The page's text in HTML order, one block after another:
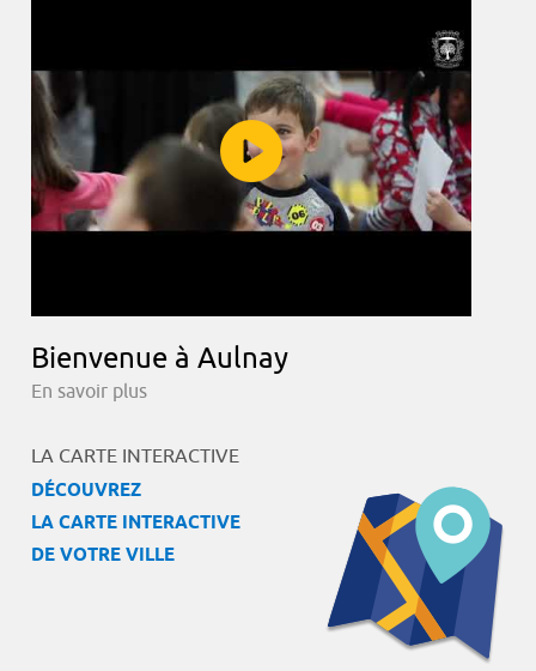
Bienvenue à Aulnay
En savoir plus
LA CARTE INTERACTIVE
DÉCOUVREZ
LA CARTE INTERACTIVE
DE VOTRE VILLE